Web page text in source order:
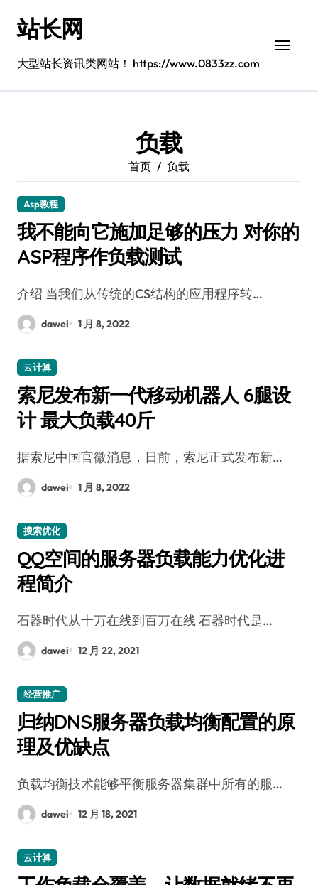
站长网
大型站长资讯类网站！ https://www.0833zz.com
负载
首页 负载
Asp教程
我不能向它施加足够的压力 对你的
ASP程序作负载测试
介绍 当我们从传统的CS结构的应用程序转…
dawei 1 月 8, 2022
云计算
索尼发布新一代移动机器人 6腿设
计 最大负载40斤
据索尼中国官微消息，日前，索尼正式发布新…
dawei 1 月 8, 2022
搜索优化
QQ空间的服务器负载能力优化进
程简介
石器时代从十万在线到百万在线 石器时代是…
dawei 12 月 22, 2021
经营推广
归纳DNS服务器负载均衡配置的原
理及优缺点
负载均衡技术能够平衡服务器集群中所有的服…
dawei 12 月 18, 2021
云计算